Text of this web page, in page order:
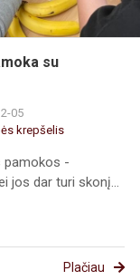
su
05
krepšelis
pamokos -
jos dar turi skonį...
Plačiau